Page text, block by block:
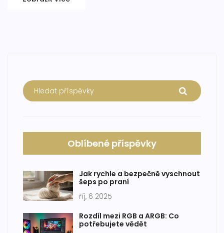
Oblíbené příspěvky
Jak rychle a bezpečně vyschnout
šeps po praní
říj, 6 2025
Rozdíl mezi RGB a ARGB: Co
potřebujete vědět